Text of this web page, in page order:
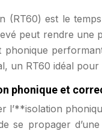
(RT60) est le
peut rendre une
un RT60 idéal
phonique et
l’**isolation
se propager